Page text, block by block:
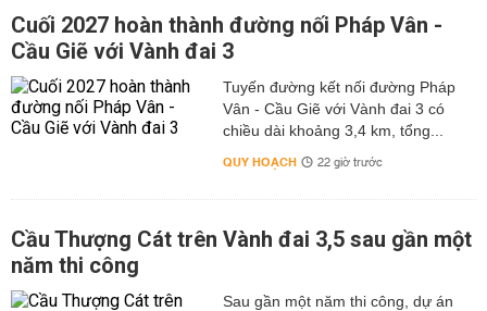
Cuối 2027 hoàn thành đường nối Pháp Vân -
Cầu Giẽ với Vành đai 3
Tuyến đường kết nối đường Pháp
Vân - Cầu Giẽ với Vành đai 3 có
chiều dài khoảng 3,4 km, tổng...
QUY HOẠCH 22 giờ trước
Cầu Thượng Cát trên Vành đai 3,5 sau gần một
năm thi công
Sau gần một năm thi công, dự án